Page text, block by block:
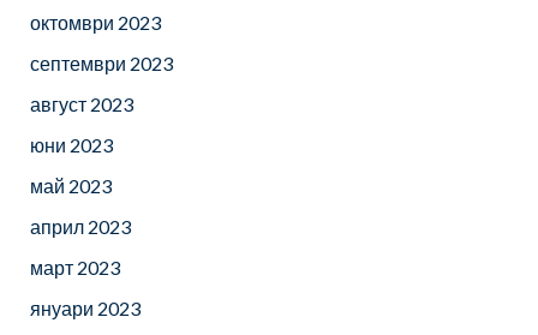
октомври 2023
септември 2023
август 2023
юни 2023
май 2023
април 2023
март 2023
януари 2023